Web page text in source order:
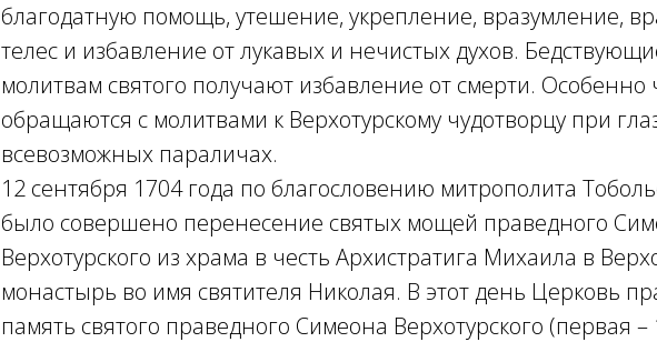
благодатную помощь, утешение, укрепление, вразумление,
телес и избавление от лукавых и нечистых духов.
молитвам святого получают избавление от смерти. Особенно
обращаются с молитвами к Верхотурскому чудотворцу при
всевозможных параличах.
12 сентября 1704 года по благословению митрополита
было совершено перенесение святых мощей праведного
Верхотурского из храма в честь Архистратига Михаила в
монастырь во имя святителя Николая. В этот день Церковь
память святого праведного Симеона Верхотурского (первая –